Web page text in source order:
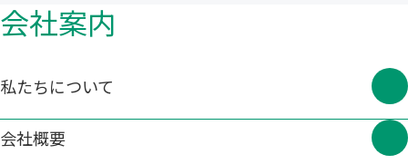
会社案内
私たちについて
会社概要